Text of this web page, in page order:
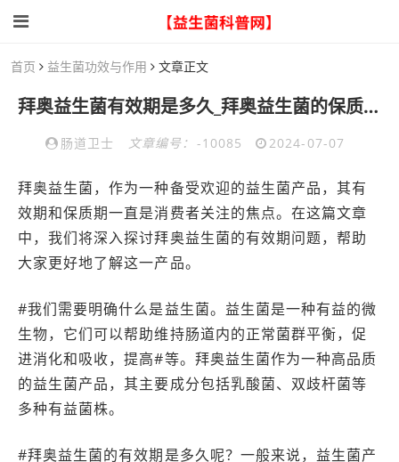
首页 益生菌功效与作用 文章正文
拜奥益生菌有效期是多久_拜奥益生菌的保质期是多长时间？)
肠道卫士 文章编号： -10085 2024-07-07
拜奥益生菌，作为一种备受欢迎的益生菌产品，其有
效期和保质期一直是消费者关注的焦点。在这篇文章
中，我们将深入探讨拜奥益生菌的有效期问题，帮助
大家更好地了解这一产品。
#我们需要明确什么是益生菌。益生菌是一种有益的微
生物，它们可以帮助维持肠道内的正常菌群平衡，促
进消化和吸收，提高#等。拜奥益生菌作为一种高品质
的益生菌产品，其主要成分包括乳酸菌、双歧杆菌等
多种有益菌株。
#拜奥益生菌的有效期是多久呢？一般来说，益生菌产